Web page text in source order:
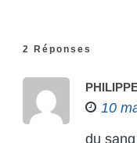
2 Réponses
10
du